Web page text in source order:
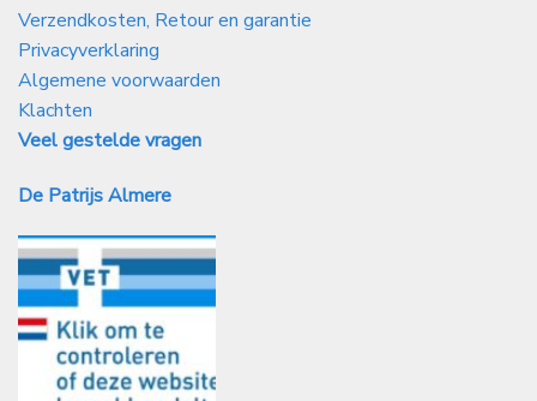
Verzendkosten, Retour en garantie
Privacyverklaring
Algemene voorwaarden
Klachten
Veel gestelde vragen
De Patrijs Almere